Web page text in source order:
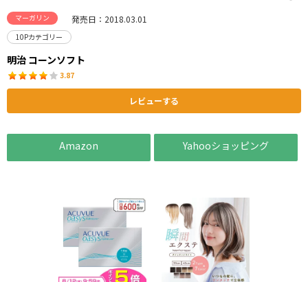
マーガリン 発売日：2018.03.01
10Pカテゴリー
明治 コーンソフト
3.87
レビューする
Amazon Yahooショッピング